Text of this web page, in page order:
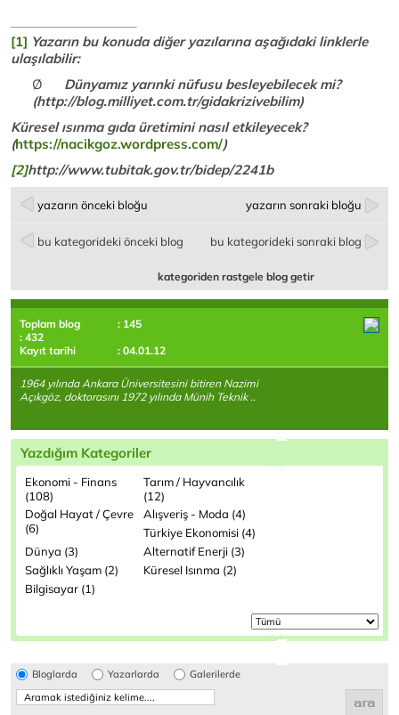
[1] Yazarın bu konuda diğer yazılarına aşağıdaki linklerle
ulaşılabilir:
Ø Dünyamız yarınki nüfusu besleyebilecek mi?
(http://blog.milliyet.com.tr/gidakrizivebilim)
Küresel ısınma gıda üretimini nasıl etkileyecek?
(https://nacikgoz.wordpress.com/)
[2]http://www.tubitak.gov.tr/bidep/2241b
yazarın önceki bloğu yazarın sonraki bloğu
bu kategorideki önceki blog bu kategorideki sonraki blog
kategoriden rastgele blog getir
Toplam blog
: 145
: 432
Kayıt tarihi
: 04.01.12
1964 yılında Ankara Üniversitesini bitiren Nazimi
Açıkgöz, doktorasını 1972 yılında Münih Teknik ..
Yazdığım Kategoriler
Ekonomi - Finans
(108)
Tarım / Hayvancılık
(12)
Doğal Hayat / Çevre
(6)
Alışveriş - Moda (4)
Türkiye Ekonomisi (4)
Dünya (3)
Alternatif Enerji (3)
Sağlıklı Yaşam (2)
Küresel Isınma (2)
Bilgisayar (1)
Bloglarda Yazarlarda Galerilerde